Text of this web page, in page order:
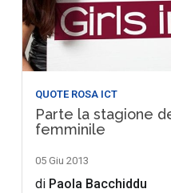
QUOTE ROSA ICT
Parte la stagione
femminile
05 Giu 2013
di Paola Bacchiddu